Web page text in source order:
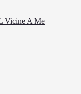
Vicine A Me